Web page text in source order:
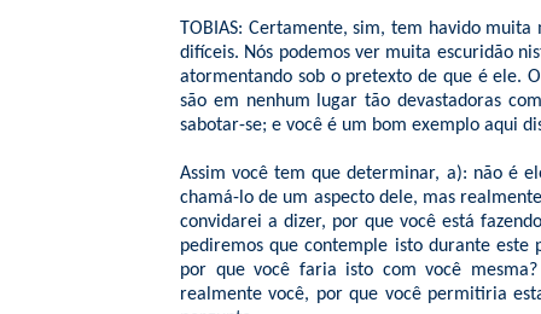
TOBIAS: Certamente, sim, tem havido
difíceis. Nós podemos ver muita escuridão
atormentando sob o pretexto de que é ele.
são em nenhum lugar tão devastadoras
sabotar-se; e você é um bom exemplo aqui
Assim você tem que determinar, a): não é
chamá-lo de um aspecto dele, mas
convidarei a dizer, por que você está
pediremos que contemple isto durante
por que você faria isto com você
realmente você, por que você permitiria